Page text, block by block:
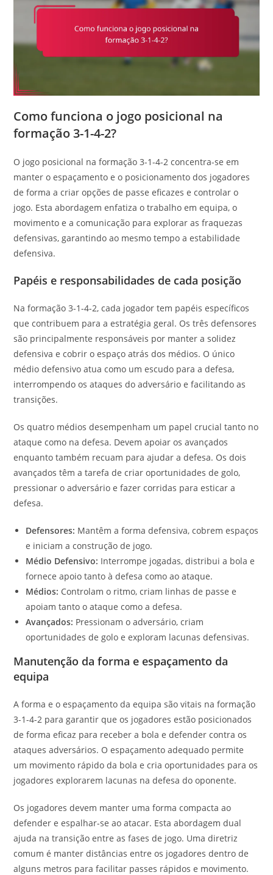
Como funciona o jogo posicional na
formação 3-1-4-2?
O jogo posicional na formação 3-1-4-2 concentra-se em
manter o espaçamento e o posicionamento dos jogadores
de forma a criar opções de passe eficazes e controlar o
jogo. Esta abordagem enfatiza o trabalho em equipa, o
movimento e a comunicação para explorar as fraquezas
defensivas, garantindo ao mesmo tempo a estabilidade
defensiva.
Papéis e responsabilidades de cada posição
Na formação 3-1-4-2, cada jogador tem papéis específicos
que contribuem para a estratégia geral. Os três defensores
são principalmente responsáveis por manter a solidez
defensiva e cobrir o espaço atrás dos médios. O único
médio defensivo atua como um escudo para a defesa,
interrompendo os ataques do adversário e facilitando as
transições.
Os quatro médios desempenham um papel crucial tanto no
ataque como na defesa. Devem apoiar os avançados
enquanto também recuam para ajudar a defesa. Os dois
avançados têm a tarefa de criar oportunidades de golo,
pressionar o adversário e fazer corridas para esticar a
defesa.
Defensores: Mantêm a forma defensiva, cobrem espaços
e iniciam a construção de jogo.
Médio Defensivo: Interrompe jogadas, distribui a bola e
fornece apoio tanto à defesa como ao ataque.
Médios: Controlam o ritmo, criam linhas de passe e
apoiam tanto o ataque como a defesa.
Avançados: Pressionam o adversário, criam
oportunidades de golo e exploram lacunas defensivas.
Manutenção da forma e espaçamento da
equipa
A forma e o espaçamento da equipa são vitais na formação
3-1-4-2 para garantir que os jogadores estão posicionados
de forma eficaz para receber a bola e defender contra os
ataques adversários. O espaçamento adequado permite
um movimento rápido da bola e cria oportunidades para os
jogadores explorarem lacunas na defesa do oponente.
Os jogadores devem manter uma forma compacta ao
defender e espalhar-se ao atacar. Esta abordagem dual
ajuda na transição entre as fases de jogo. Uma diretriz
comum é manter distâncias entre os jogadores dentro de
alguns metros para facilitar passes rápidos e movimento.